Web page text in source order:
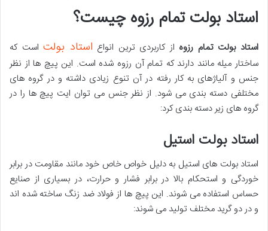
استاد بولت تمام رزوه چیست؟
استاد بولت تمام رزوه از کاربردی ترین انواع استاد بولتاست که
ساختار میله مانند دارند که تمام آن رزوه شده است. این پیچ ها از نظر
جنس و آلیاژهای به کار رفته در آن تنوع زیادی داشته و در گروه های
مختلفی دسته بندی می شود. از نظر جنس می توان ایت پیچ ها را در
گروه های زیر دسته بندی کرد:
استاد بولت استیل
استاد بولت ‌های استیل به دلیل خواص خاص خود مانند مقاومت در برابر
خوردگی و استحکام بالا در برابر فشار و حرارت، در بسیاری از صنایع
حساس استفاده می ‌شوند. این پیچ ‌ها از فولاد ضد زنگ ساخته شده‌ اند
و در دو گرید مختلف تولید می ‌شوند: